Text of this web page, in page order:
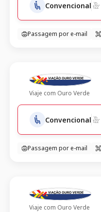
Convencional
Passagem por e-mail
Viaje com Ouro Verde
Convencional
Passagem por e-mail
Viaje com Ouro Verde